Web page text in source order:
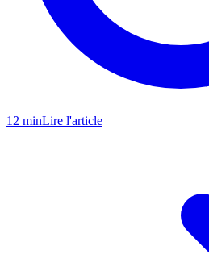
12 minLire l'article